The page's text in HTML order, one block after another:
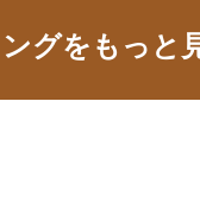
グをもっと